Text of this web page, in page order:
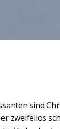
sind
zweifellos